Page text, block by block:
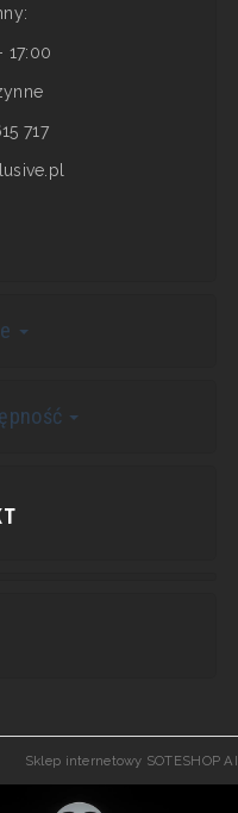
17:00
717
Sklep internetowy SOTESHOP AI